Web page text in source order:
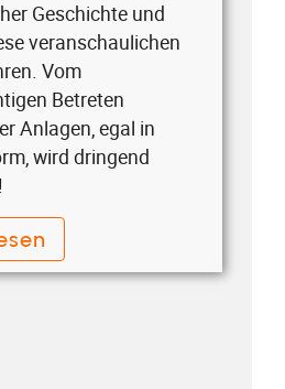
Geschichte und
veranschaulichen
Vom
Betreten
Anlagen, egal in
wird dringend